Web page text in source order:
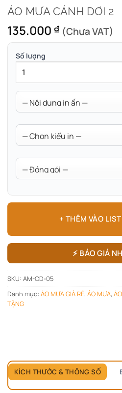
ÁO MƯA CÁNH DƠI 2
135.000 ₫ (Chưa VAT)
Số lượng
+ THÊM VÀO
⚡ BÁO GIÁ
SKU: AM-CD-05
Danh mục: ÁO MƯA GIÁ RẺ, ÁO MƯA,
TẶNG
KÍCH THƯỚC & THÔNG SỐ